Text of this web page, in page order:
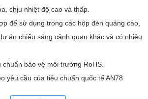
chịu nhiệt độ cao và thấp.
để sử dụng trong các hộp đèn quảng cáo,
án chiếu sáng cảnh quan khác và có nhiều
chuẩn bảo vệ môi trường RoHS.
yêu cầu của tiêu chuẩn quốc tế AN78